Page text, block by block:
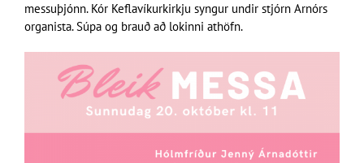
messuþjónn. Kór Keflavíkurkirkju syngur undir stjórn Arnórs
organista. Súpa og brauð að lokinni athöfn.